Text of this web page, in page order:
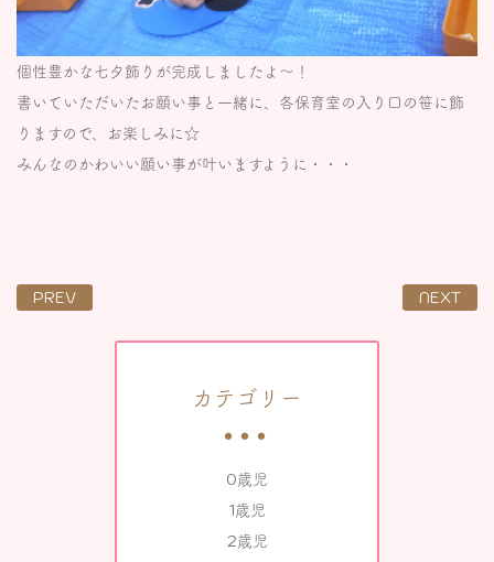
個性豊かな七夕飾りが完成しましたよ～！
書いていただいたお願い事と一緒に、各保育室の入り口の笹に飾
りますので、お楽しみに☆
みんなのかわいい願い事が叶いますように・・・
PREV NEXT
カテゴリー
0歳児
1歳児
2歳児